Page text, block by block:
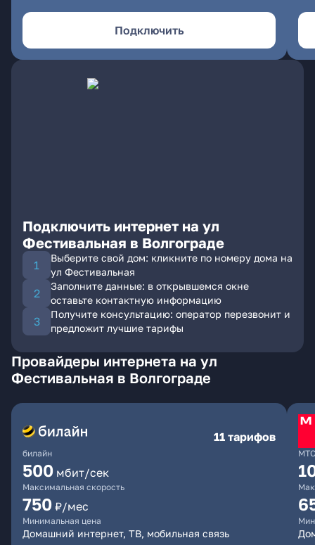
Подключить
Подключить интернет на ул
Фестивальная в Волгограде
Выберите свой дом: кликните по номеру дома на
ул Фестивальная
Заполните данные: в открывшемся окне
оставьте контактную информацию
Получите консультацию: оператор перезвонит и
предложит лучшие тарифы
Провайдеры интернета на ул
Фестивальная в Волгограде
билайн
11 тарифов
500 мбит/сек
Максимальная скорость
750 ₽/мес
Минимальная цена
Домашний интернет, ТВ, мобильная связь
МТС